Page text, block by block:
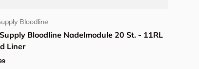
Bloodline
Bloodline Nadelmodule 20 St. - 11RL
Liner
Preis